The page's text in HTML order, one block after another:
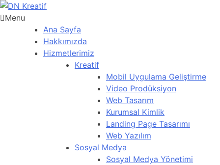
Menu
Ana Sayfa
Hakkımızda
Hizmetlerimiz
Kreatif
Mobil Uygulama Geliştirme
Video Prodüksiyon
Web Tasarım
Kurumsal Kimlik
Landing Page Tasarımı
Web Yazılım
Sosyal Medya
Sosyal Medya Yönetimi